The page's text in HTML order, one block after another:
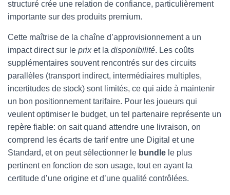
structuré crée une relation de confiance, particulièrement
importante sur des produits premium.
Cette maîtrise de la chaîne d’approvisionnement a un
impact direct sur le prixet la disponibilité. Les coûts
supplémentaires souvent rencontrés sur des circuits
parallèles (transport indirect, intermédiaires multiples,
incertitudes de stock) sont limités, ce qui aide à maintenir
un bon positionnement tarifaire. Pour les joueurs qui
veulent optimiser le budget, un tel partenaire représente un
repère fiable: on sait quand attendre une livraison, on
comprend les écarts de tarif entre une Digital et une
Standard, et on peut sélectionner le bundle le plus
pertinent en fonction de son usage, tout en ayant la
certitude d’une origine et d’une qualité contrôlées.